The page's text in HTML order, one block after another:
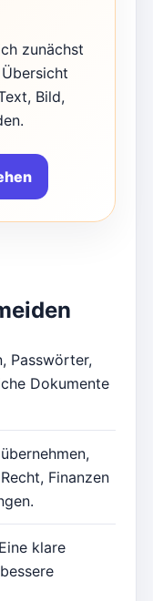
zunächst
Bild,
Passwörter,
Dokumente
Finanzen
klare